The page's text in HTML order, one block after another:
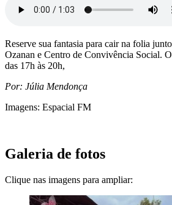
Reserve sua fantasia para cair na folia
Ozanan e Centro de Convivência Social.
das 17h às 20h,
Por: Júlia Mendonça
Imagens: Espacial FM
Galeria de fotos
Clique nas imagens para ampliar: